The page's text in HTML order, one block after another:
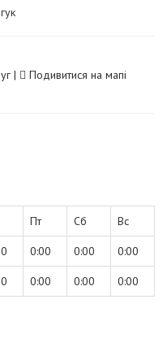
|
Подивитися на мапі
Пт Сб Вс
0:00 0:00 0:00
0:00 0:00 0:00